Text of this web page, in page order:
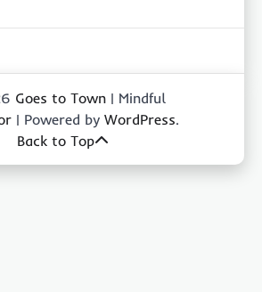
Goes to Town | Mindful
| Powered by WordPress.
Back to Top